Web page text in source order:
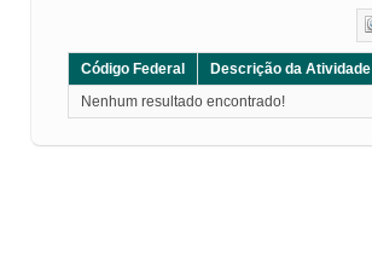
Código Federal Descrição da Atividade
Nenhum resultado encontrado!